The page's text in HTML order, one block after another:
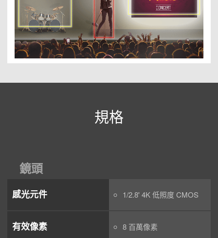
規格
鏡頭
感光元件 1/2.8' 4K 低照度 CMOS
有效像素 8 百萬像素